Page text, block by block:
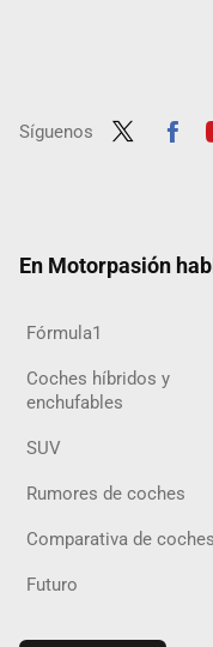
Síguenos
En Motorpasión
Fórmula1
Coches híbridos y
enchufables
SUV
Rumores de coches
Comparativa de coches
Futuro